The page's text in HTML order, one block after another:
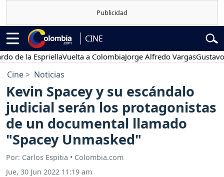
CINE
la EspriellaVuelta a ColombiaJorge Alfredo VargasGustavo
Cine Noticias
Kevin Spacey y su escándalo
judicial serán los protagonistas
de un documental llamado
"Spacey Unmasked"
Por: Carlos Espitia • Colombia.com
Jue, 30 Jun 2022 11:19 am